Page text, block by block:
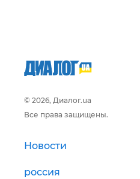
© 2026, Диалог.ua
Все права защищены.
Новости
россия